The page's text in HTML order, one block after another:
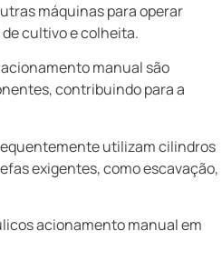
máquinas para operar
cultivo e colheita.
manual são
contribuindo para a
utilizam cilindros
exigentes, como escavação,
acionamento manual em